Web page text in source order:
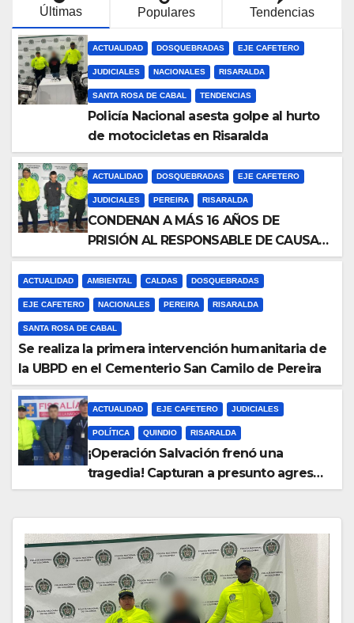
Últimas Populares Tendencias
ACTUALIDAD DOSQUEBRADAS EJE CAFETERO
JUDICIALES NACIONALES RISARALDA
SANTA ROSA DE CABAL TENDENCIAS
Policía Nacional asesta golpe al hurto
de motocicletas en Risaralda
ACTUALIDAD DOSQUEBRADAS EJE CAFETERO
JUDICIALES PEREIRA RISARALDA
CONDENAN A MÁS 16 AÑOS DE
PRISIÓN AL RESPONSABLE DE CAUSAR
LA MUERTE DE UNA MUJER EN
DOSQUEBRADAS (RISARALDA)
ACTUALIDAD AMBIENTAL CALDAS DOSQUEBRADAS
EJE CAFETERO NACIONALES PEREIRA RISARALDA
SANTA ROSA DE CABAL
Se realiza la primera intervención humanitaria de
la UBPD en el Cementerio San Camilo de Pereira
ACTUALIDAD EJE CAFETERO JUDICIALES
POLÍTICA QUINDIO RISARALDA
¡Operación Salvación frenó una
tragedia! Capturan a presunto agresor
y protegen a una madre y sus hijos.